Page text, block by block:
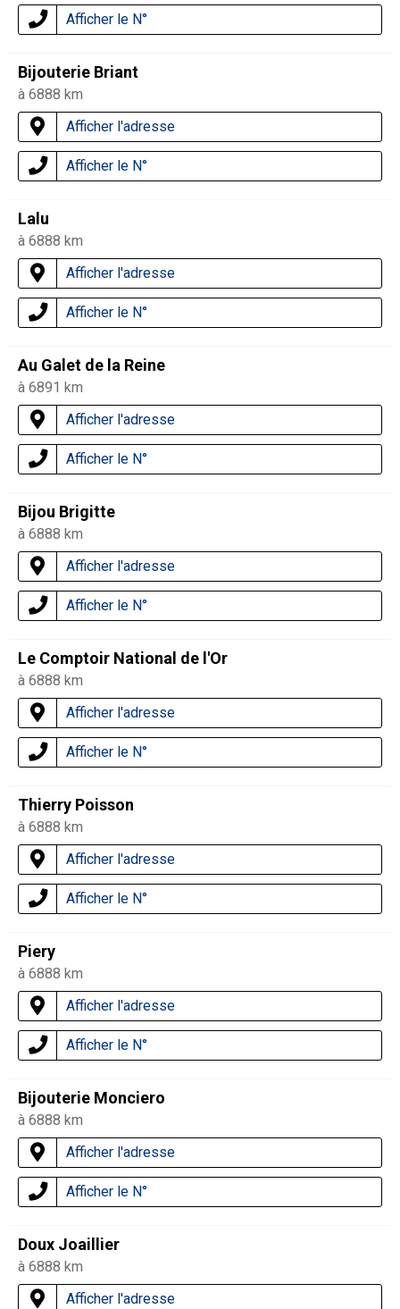
Afficher le N°
Bijouterie Briant
à 6888 km
Afficher l'adresse
Afficher le N°
Lalu
à 6888 km
Afficher l'adresse
Afficher le N°
Au Galet de la Reine
à 6891 km
Afficher l'adresse
Afficher le N°
Bijou Brigitte
à 6888 km
Afficher l'adresse
Afficher le N°
Le Comptoir National de l'Or
à 6888 km
Afficher l'adresse
Afficher le N°
Thierry Poisson
à 6888 km
Afficher l'adresse
Afficher le N°
Piery
à 6888 km
Afficher l'adresse
Afficher le N°
Bijouterie Monciero
à 6888 km
Afficher l'adresse
Afficher le N°
Doux Joaillier
à 6888 km
Afficher l'adresse